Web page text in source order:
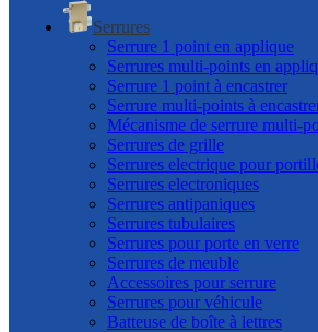
Serrures
Serrure 1 point en applique
Serrures multi-points en
Serrure 1 point à encastrer
Serrure multi-points à
Mécanisme de serrure multi-
Serrures de grille
Serrures electrique pour
Serrures electroniques
Serrures antipaniques
Serrures tubulaires
Serrures pour porte en verre
Serrures de meuble
Accessoires pour serrure
Serrures pour véhicule
Batteuse de boîte à lettres